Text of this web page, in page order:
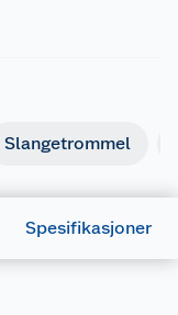
Slangetrommel
Spesifikasjoner